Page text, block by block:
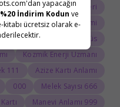
yapacağın
%20 İndirim Kodun ve
kitabı ücretsiz olarak e-
ThetaHealing semineri
Adrienne Arınma Sistemi
Doğum haritasında Uranüs
Kozmik Enerji Uzmanı
Azize Kartı Anlamı
111 Görmek
666 Melek Sayısı
000
999 Manevi Anlamı